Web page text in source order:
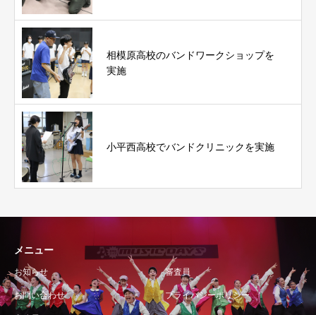
相模原高校のバンドワークショップを
実施
小平西高校でバンドクリニックを実施
メニュー
お知らせ 審査員
お問い合わせ プライバシーポリシー